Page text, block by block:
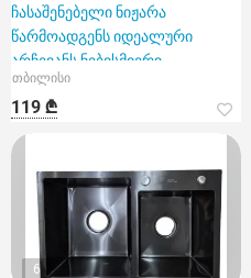
ჩასაშენებელი ნიჟარა
წარმოადგენს იდეალური
არჩევანს ნებისმიერი
სამზარეულოსთ
თბილისი
119 ₾
6